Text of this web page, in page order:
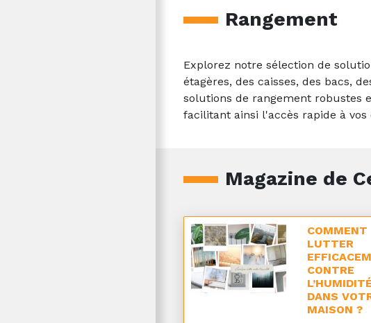
Rangement
Explorez notre sélection de
étagères, des caisses, des bacs,
solutions de rangement robustes
facilitant ainsi l'accès rapide à
Magazine de
COMMENT
LUTTER
CONTRE
L’HUMIDITÉ
DANS
MAISON ?